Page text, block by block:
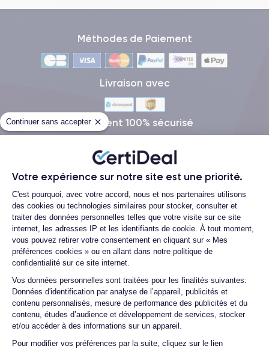
Continuer sans accepter
Votre expérience sur notre site est une priorité.
Plateforme de Gestion du
C'est pourquoi, avec votre accord, nous et nos partenaires utilisons
des cookies ou technologies similaires pour stocker, consulter et
traiter des données personnelles telles que votre visite sur ce site
internet, les adresses IP et les identifiants de cookie. À tout moment,
vous pouvez retirer votre consentement en cliquant sur « Mes
préférences cookies » ou en allant dans notre politique de
confidentialité sur ce site internet.
Vos données personnelles sont traitées pour les finalités suivantes:
Données d'identification par analyse de l’appareil, publicités et
contenu personnalisés, mesure de performance des publicités et du
contenu, études d’audience et développement de services, stocker
et/ou accéder à des informations sur un appareil.
Pour modifier vos préférences par la suite, cliquez sur le lien
Axeptio consent
Méthodes de Paiement
Livraison avec
Paiement 100% sécurisé
Qui sommes-nous ?
Démocratiser le reconditionné
Visitez notre atelier
iPhone à 60€
La CertiAcadémie
Wikipedia
Services CertiDeal
Garantie 30/30
CertiDeal pour les Pros